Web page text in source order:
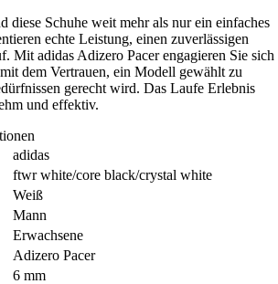
diese Schuhe weit mehr als nur ein einfaches
echte Leistung, einen zuverlässigen
Mit adidas Adizero Pacer engagieren Sie sich
dem Vertrauen, ein Modell gewählt zu
gerecht wird. Das Laufe Erlebnis
und effektiv.
adidas
ftwr white/core black/crystal white
Weiß
Mann
Erwachsene
Adizero Pacer
6 mm